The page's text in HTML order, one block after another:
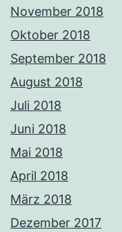
November 2018
Oktober 2018
September 2018
August 2018
Juli 2018
Juni 2018
Mai 2018
April 2018
März 2018
Dezember 2017